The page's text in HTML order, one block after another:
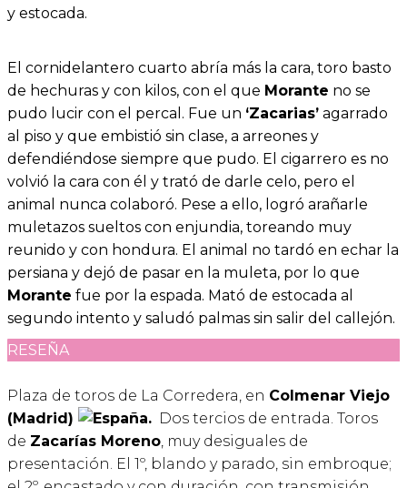
y estocada.
El cornidelantero cuarto abría más la cara, toro basto
de hechuras y con kilos, con el que Morante no se
pudo lucir con el percal. Fue un ‘Zacarias’ agarrado
al piso y que embistió sin clase, a arreones y
defendiéndose siempre que pudo. El cigarrero es no
volvió la cara con él y trató de darle celo, pero el
animal nunca colaboró. Pese a ello, logró arañarle
muletazos sueltos con enjundia, toreando muy
reunido y con hondura. El animal no tardó en echar la
persiana y dejó de pasar en la muleta, por lo que
Morante fue por la espada. Mató de estocada al
segundo intento y saludó palmas sin salir del callejón.
RESEÑA
Plaza de toros de La Corredera, en Colmenar Viejo
(Madrid)
. Dos tercios de entrada. Toros
de Zacarías Moreno, muy desiguales de
presentación. El 1º, blando y parado, sin embroque;